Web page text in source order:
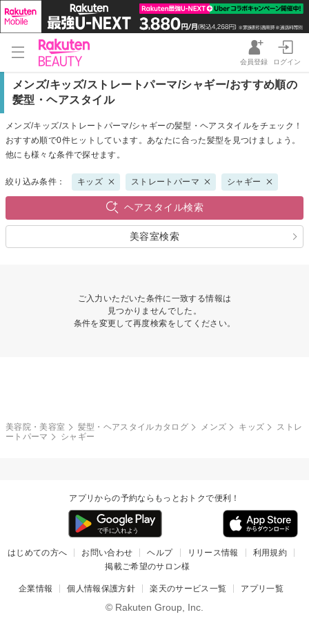
会員登録 ログイン
メンズ/キッズ/ストレートパーマ/シャギー/おすすめ順の
髪型・ヘアスタイル
メンズ/キッズ/ストレートパーマ/シャギーの髪型・ヘアスタイルをチェック！
おすすめ順で0件ヒットしています。あなたに合った髪型を見つけましょう。
他にも様々な条件で探せます。
絞り込み条件： キッズ ストレートパーマ シャギー
ヘアスタイル検索
美容室検索
ご入力いただいた条件に一致する情報は
見つかりませんでした。
条件を変更して再度検索をしてください。
美容院・美容室 髪型・ヘアスタイルカタログ メンズ キッズ
ストレ
ートパーマ
シャギー
アプリからの予約ならもっとおトクで便利！
はじめての方へ お問い合わせ ヘルプ リリース情報
利用規約
掲載ご希望のサロン様
企業情報 個人情報保護方針 楽天のサービス一覧 アプリ一覧
© Rakuten Group, Inc.